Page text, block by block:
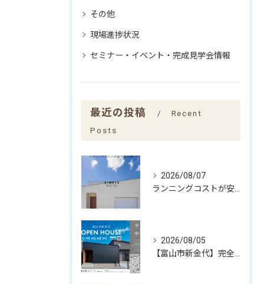
その他
現場進捗状況
セミナー・イベント・完成見学会情報
最近の投稿
Recent
Posts
2026/08/07
2026/08/05